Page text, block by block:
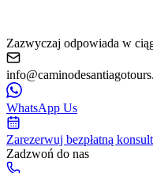
Zazwyczaj odpowiada w
WhatsApp Us
Zarezerwuj bezpłatną
Zadzwoń do nas